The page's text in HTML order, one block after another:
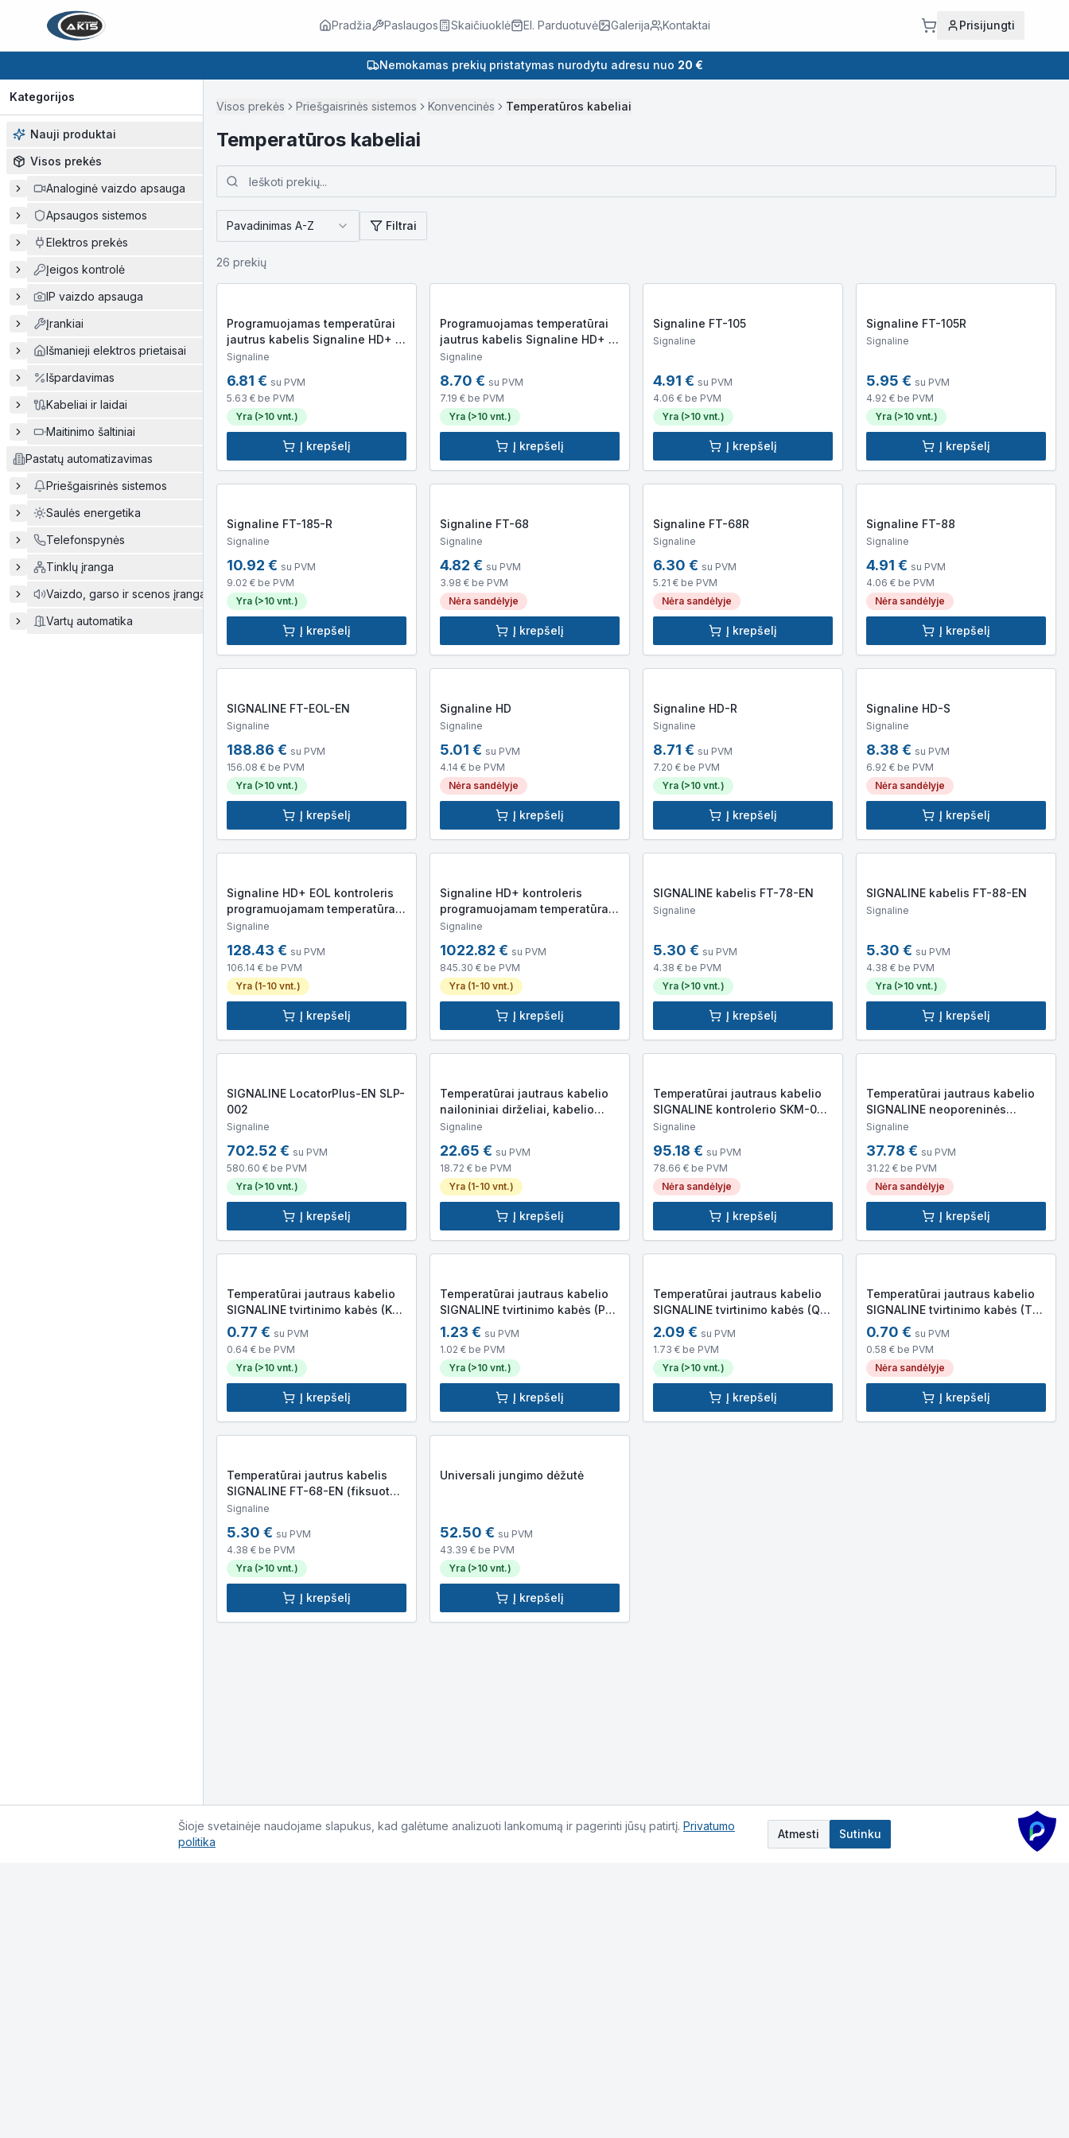
Pradžia Paslaugos Skaičiuoklė El. Parduotuvė Galerija Kontaktai Prisijungti
Nemokamas prekių pristatymas nurodytu adresu nuo 20 €
Kategorijos
Nauji produktai
Visos prekės
Analoginė vaizdo apsauga
Apsaugos sistemos
Elektros prekės
Įeigos kontrolė
IP vaizdo apsauga
Įrankiai
Išmanieji elektros prietaisai
Išpardavimas
Kabeliai ir laidai
Maitinimo šaltiniai
Pastatų automatizavimas
Priešgaisrinės sistemos
Saulės energetika
Telefonspynės
Tinklų įranga
Vaizdo, garso ir scenos įranga
Vartų automatika
Visos prekės Priešgaisrinės sistemos Konvencinės Temperatūros kabeliai
Temperatūros kabeliai
Pavadinimas A-Z Filtrai
26 prekių
Programuojamas temperatūrai
jautrus kabelis Signaline HD+ -
S
Signaline
6.81 € su PVM
5.63 € be PVM
Yra (>10 vnt.)
Į krepšelį
Programuojamas temperatūrai
jautrus kabelis Signaline HD+ -
S (nerūdijančio plieno
Signaline
8.70 € su PVM
7.19 € be PVM
Yra (>10 vnt.)
Į krepšelį
Signaline FT-105
Signaline
4.91 € su PVM
4.06 € be PVM
Yra (>10 vnt.)
Į krepšelį
Signaline FT-105R
Signaline
5.95 € su PVM
4.92 € be PVM
Yra (>10 vnt.)
Į krepšelį
Signaline FT-185-R
Signaline
10.92 € su PVM
9.02 € be PVM
Yra (>10 vnt.)
Į krepšelį
Signaline FT-68
Signaline
4.82 € su PVM
3.98 € be PVM
Nėra sandėlyje
Į krepšelį
Signaline FT-68R
Signaline
6.30 € su PVM
5.21 € be PVM
Nėra sandėlyje
Į krepšelį
Signaline FT-88
Signaline
4.91 € su PVM
4.06 € be PVM
Nėra sandėlyje
Į krepšelį
SIGNALINE FT-EOL-EN
Signaline
188.86 € su PVM
156.08 € be PVM
Yra (>10 vnt.)
Į krepšelį
Signaline HD
Signaline
5.01 € su PVM
4.14 € be PVM
Nėra sandėlyje
Į krepšelį
Signaline HD-R
Signaline
8.71 € su PVM
7.20 € be PVM
Yra (>10 vnt.)
Į krepšelį
Signaline HD-S
Signaline
8.38 € su PVM
6.92 € be PVM
Nėra sandėlyje
Į krepšelį
Signaline HD+ EOL kontroleris
programuojamam temperatūrai
jautriam kabeliui
Signaline
128.43 € su PVM
106.14 € be PVM
Yra (1-10 vnt.)
Į krepšelį
Signaline HD+ kontroleris
programuojamam temperatūrai
jautriam kabeliui
Signaline
1022.82 € su PVM
845.30 € be PVM
Yra (1-10 vnt.)
Į krepšelį
SIGNALINE kabelis FT-78-EN
Signaline
5.30 € su PVM
4.38 € be PVM
Yra (>10 vnt.)
Į krepšelį
SIGNALINE kabelis FT-88-EN
Signaline
5.30 € su PVM
4.38 € be PVM
Yra (>10 vnt.)
Į krepšelį
SIGNALINE LocatorPlus-EN SLP-
002
Signaline
702.52 € su PVM
580.60 € be PVM
Yra (>10 vnt.)
Į krepšelį
Temperatūrai jautraus kabelio
nailoniniai dirželiai, kabelio
tvirtinimui prie troso
Signaline
22.65 € su PVM
18.72 € be PVM
Yra (1-10 vnt.)
Į krepšelį
Temperatūrai jautraus kabelio
SIGNALINE kontrolerio SKM-03
EOL galinė dėžutė
Signaline
95.18 € su PVM
78.66 € be PVM
Nėra sandėlyje
Į krepšelį
Temperatūrai jautraus kabelio
SIGNALINE neoporeninės
tarpinės, kabelio tvirtinimui prie
Signaline
37.78 € su PVM
31.22 € be PVM
Nėra sandėlyje
Į krepšelį
Temperatūrai jautraus kabelio
SIGNALINE tvirtinimo kabės (K
forma)
0.77 € su PVM
0.64 € be PVM
Yra (>10 vnt.)
Į krepšelį
Temperatūrai jautraus kabelio
SIGNALINE tvirtinimo kabės (P
forma)
1.23 € su PVM
1.02 € be PVM
Yra (>10 vnt.)
Į krepšelį
Temperatūrai jautraus kabelio
SIGNALINE tvirtinimo kabės (Q
tipo)
2.09 € su PVM
1.73 € be PVM
Yra (>10 vnt.)
Į krepšelį
Temperatūrai jautraus kabelio
SIGNALINE tvirtinimo kabės (T
forma)
0.70 € su PVM
0.58 € be PVM
Nėra sandėlyje
Į krepšelį
Temperatūrai jautrus kabelis
SIGNALINE FT-68-EN (fiksuota
suveikimo temp. 68°C)
Signaline
5.30 € su PVM
4.38 € be PVM
Yra (>10 vnt.)
Į krepšelį
Universali jungimo dėžutė
52.50 € su PVM
43.39 € be PVM
Yra (>10 vnt.)
Į krepšelį
Šioje svetainėje naudojame slapukus, kad galėtume analizuoti lankomumą ir pagerinti jūsų patirtį. Privatumo
politika
Atmesti Sutinku